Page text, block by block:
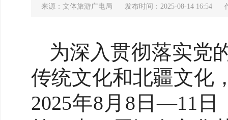
来源：文体旅游广电局 发布时间：2025-08-14 16:54
为深入贯彻落实党
传统文化和北疆文化
2025年8月8日—11日